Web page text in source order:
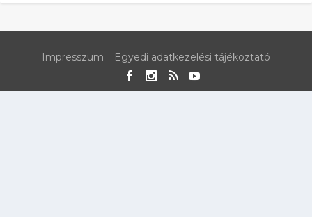
Impresszum Egyedi adatkezelési tájékoztató